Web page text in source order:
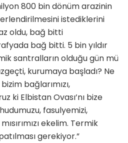
800 bin dönüm arazinin
istediklerini
oldu, bağ bitti
bağ bitti. 5 bin yıldır
santralların olduğu gün mü
kurumaya başladı? Ne
bağlarımızı,
ki Elbistan Ovası’nı bize
fasulyemizi,
ekelim. Termik
gerekiyor.”